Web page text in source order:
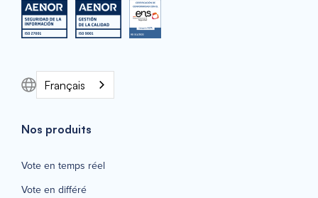
Français
Nos produits
Vote en temps réel
Vote en différé